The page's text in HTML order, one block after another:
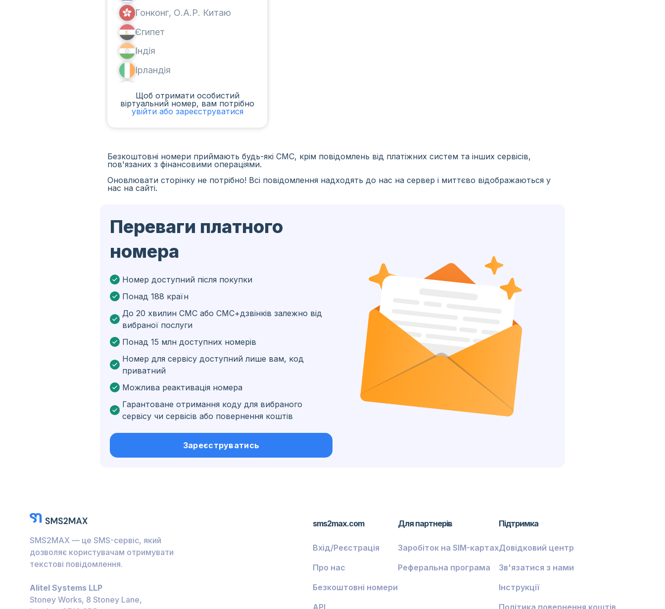
Гонконг, О.А.Р. Китаю
Єгипет
Індія
Ірландія
Аргентина
Ірак
Іспанія
Алжир
Чехія
Гвінея
Ефіопія
Бразілія
Ангола
Кіпр
Бельґія
Болгарія
Угорщина
Еквадор
Щоб отримати особистий
віртуальний номер, вам потрібно
увійти або зареєструватися
Безкоштовні номери приймають будь-які СМС, крім повідомлень від платіжних систем та інших сервісів,
пов'язаних з фінансовими операціями.
Оновлювати сторінку не потрібно! Всі повідомлення надходять до нас на сервер і миттєво відображаються у
нас на сайті.
Переваги платного
номера
Номер доступний після покупки
Понад 188 країн
До 20 хвилин СМС або СМС+дзвінків залежно від
вибраної послуги
Понад 15 млн доступних номерів
Номер для сервісу доступний лише вам, код
приватний
Можлива реактивація номера
Гарантоване отримання коду для вибраного
сервісу чи сервісів або повернення коштів
Зареєструватись
SMS2MAX — це SMS-сервіс, який
дозволяє користувачам отримувати
текстові повідомлення.
Alitel Systems LLP
Stoney Works, 8 Stoney Lane,
sms2max.com
Вхід/Реєстрація
Про нас
Безкоштовні номери
Для партнерів
Заробіток на SIM-картах
Реферальна програма
Підтримка
Довідковий центр
Зв'язатися з нами
Інструкції